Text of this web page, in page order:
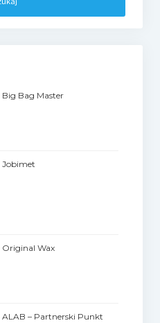
Big Bag Master
Jobimet
Original Wax
ALAB – Partnerski Punkt